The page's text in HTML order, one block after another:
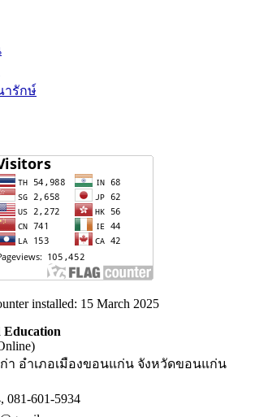
ารักษ์
installed: 15 March 2025
ก่า อำเภอเมืองขอนแก่น จังหวัดขอนแก่น
081-601-5934